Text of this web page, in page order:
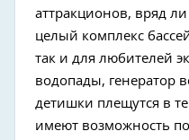
аттракционов, вряд ли
целый комплекс
так и для любителей
водопады, генератор
детишки плещутся в
имеют возможность